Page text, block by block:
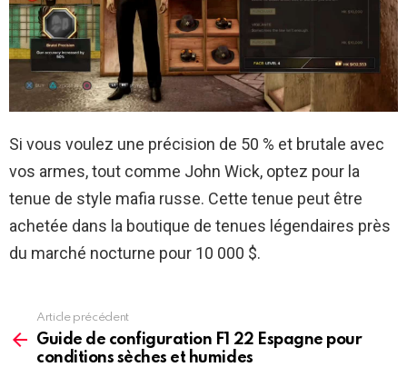
Si vous voulez une précision de 50 % et brutale avec
vos armes, tout comme John Wick, optez pour la
tenue de style mafia russe. Cette tenue peut être
achetée dans la boutique de tenues légendaires près
du marché nocturne pour 10 000 $.
more
Article précédent
Guide de configuration F1 22 Espagne pour
conditions sèches et humides